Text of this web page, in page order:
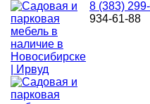
8 (383)
934-61-88